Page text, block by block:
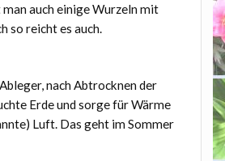
auch einige Wurzeln mit
so reicht es auch.
nach Abtrocknen der
Erde und sorge für Wärme
Luft. Das geht im Sommer